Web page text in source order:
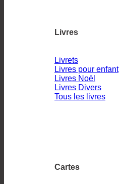
Livres
Livrets
Livres pour enfant
Livres Noël
Livres Divers
Tous les livres
Cartes